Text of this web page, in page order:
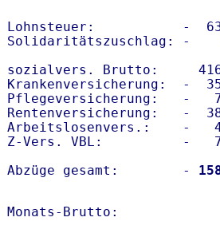
Lohnsteuer:           -
Solidaritätszuschlag: -
sozialvers. Brutto:
Krankenversicherung:  -
Pflegeversicherung:   -
Rentenversicherung:   -
Arbeitslosenvers.:    -
Z-Vers. VBL:          -
Abzüge gesamt:        -
Monats-